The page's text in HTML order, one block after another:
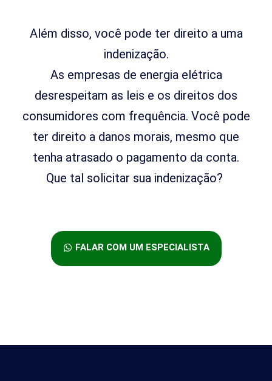
Além disso, você pode ter direito a uma
indenização.
As empresas de energia elétrica
desrespeitam as leis e os direitos dos
consumidores com frequência. Você pode
ter direito a danos morais, mesmo que
tenha atrasado o pagamento da conta.
Que tal solicitar sua indenização?
FALAR COM UM ESPECIALISTA